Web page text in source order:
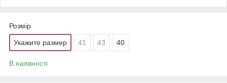
Розмір
Укажите размер 41 43 40
В наявності